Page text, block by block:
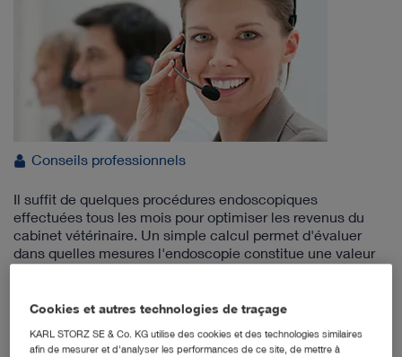
Conseils professionnels
Il suffit de quelques procédures endoscopiques
effectuées tous les mois pour optimiser les revenus du
cabinet vétérinaire. Un simple calcul permet d'évaluer
dans quelles mesures l'endoscopie constitue une valeur
ajoutée.
Cookies et autres technologies de traçage
KARL STORZ SE & Co. KG utilise des cookies et des technologies similaires
afin de mesurer et d'analyser les performances de ce site, de mettre à